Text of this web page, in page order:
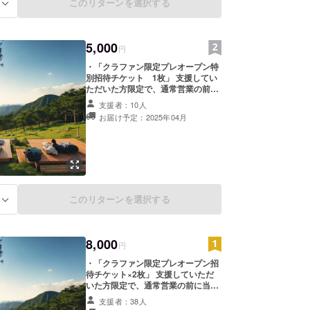
5,000円
・「クラファン限定プレオープン特
別招待チケット 1枚」 支援してい
ただいた方限定で、通常営業の前に
当サウナを特別公開し、ご利用いた
だけます。 パブリック形式のサウナ
を予定しています。 プレオープンの
※プレオープンは土日に開催する予
定です。 ※プレオープンに来れない
たしますのでLINE登録が必要です。
※1枚につきパブリックサウナ形式１
度のご利用となります。 ※会場の詳
細：サウナ「睡-nemuri-」
支援者：10人
お届け予定：2025年04月
このリターンを選択する
8,000円
・「クラファン限定プレオープン招
待チケット×2枚」 支援していただ
いた方限定で、通常営業の前に当サ
ウナを特別公開し、ご利用いただけ
ます。 プレオープンの開催期間は、
支援者：38人